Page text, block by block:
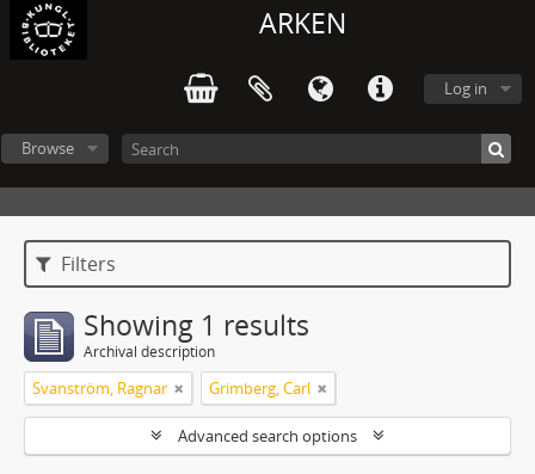
ARKEN
Log in
Browse
Filters
Showing 1 results
Archival description
Svanström, Ragnar Grimberg, Carl
Advanced search options